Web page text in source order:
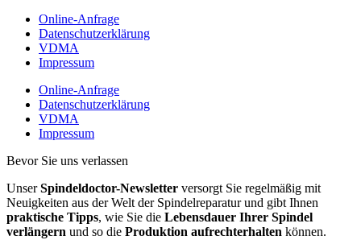
Online-Anfrage
Datenschutzerklärung
VDMA
Impressum
Online-Anfrage
Datenschutzerklärung
VDMA
Impressum
Bevor Sie uns verlassen
UnserSpindeldoctor-Newsletter versorgt Sie regelmäßig mit
Neuigkeiten aus der Welt der Spindelreparatur und gibt Ihnen
praktische Tipps, wie Sie die Lebensdauer Ihrer Spindel
verlängern und so die Produktion aufrechterhalten können.